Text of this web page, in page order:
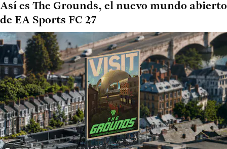
Así es The Grounds, el nuevo mundo abierto
de EA Sports FC 27